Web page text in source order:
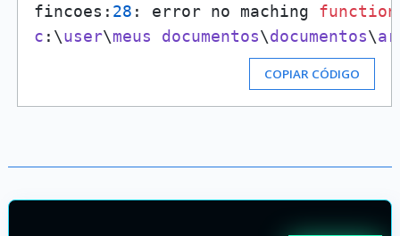
fincoes: 28 : error no maching function
c :\user\meus documentos\documentos\
COPIAR CÓDIGO